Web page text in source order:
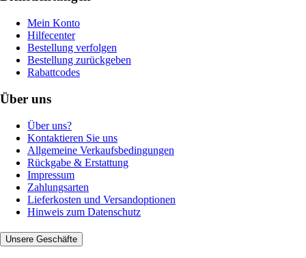
Mein Konto
Hilfecenter
Bestellung verfolgen
Bestellung zurückgeben
Rabattcodes
Über uns
Über uns?
Kontaktieren Sie uns
Allgemeine Verkaufsbedingungen
Rückgabe & Erstattung
Impressum
Zahlungsarten
Lieferkosten und Versandoptionen
Hinweis zum Datenschutz
Unsere Geschäfte